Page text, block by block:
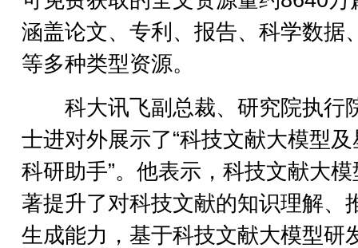
涵盖论文、专利、报告、科学数据
等多种类型资源。
科大讯飞副总裁、研究院执行
士进对外展示了“科技文献大模型
科研助手”。他表示，科技文献大
著提升了对科技文献的知识理解、
生成能力，基于科技文献大模型研